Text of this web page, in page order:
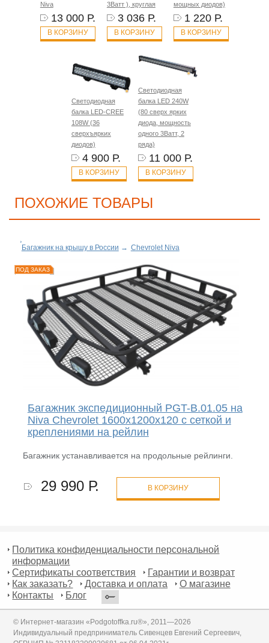
Niva
13 000 Р.
В КОРЗИНУ
3Ватт ), круглая
3 036 Р.
В КОРЗИНУ
мощных диодов)
1 220 Р.
В КОРЗИНУ
Светодиодная
балка LED-CREE
108W (36
сверхъярких
диодов)
4 900 Р.
В КОРЗИНУ
Светодиодная
балка LED 240W
(80 сверх ярких
диода, мощность
одного 3Ватт, 2
ряда)
11 000 Р.
В КОРЗИНУ
ПОХОЖИЕ ТОВАРЫ
Багажник на крышу в России → Chevrolet Niva
ПОД ЗАКАЗ
Багажник экспедиционный PGT-B.01.05 на
Niva Chevrolet 1600х1200х120 с сеткой и
креплениями на рейлин
Багажник устанавливается на продольные рейлинги.
29 990 Р. В КОРЗИНУ
Политика конфиденциальности персональной
информации
Сертификаты соответствия
Гарантии и возврат
Как заказать?
Доставка и оплата
О магазине
Контакты
Блог
© Интернет-магазин «Podgotoffka.ru®», 2011—2026
Индивидуальный предприниматель Сивенцев Евгений Сергеевич,